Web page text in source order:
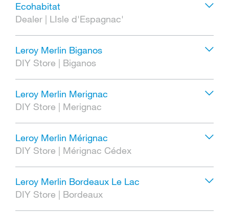
Ecohabitat
Dealer | LIsle d'Espagnac'
Leroy Merlin Biganos
DIY Store | Biganos
Leroy Merlin Merignac
DIY Store | Merignac
Leroy Merlin Mérignac
DIY Store | Mérignac Cédex
Leroy Merlin Bordeaux Le Lac
DIY Store | Bordeaux